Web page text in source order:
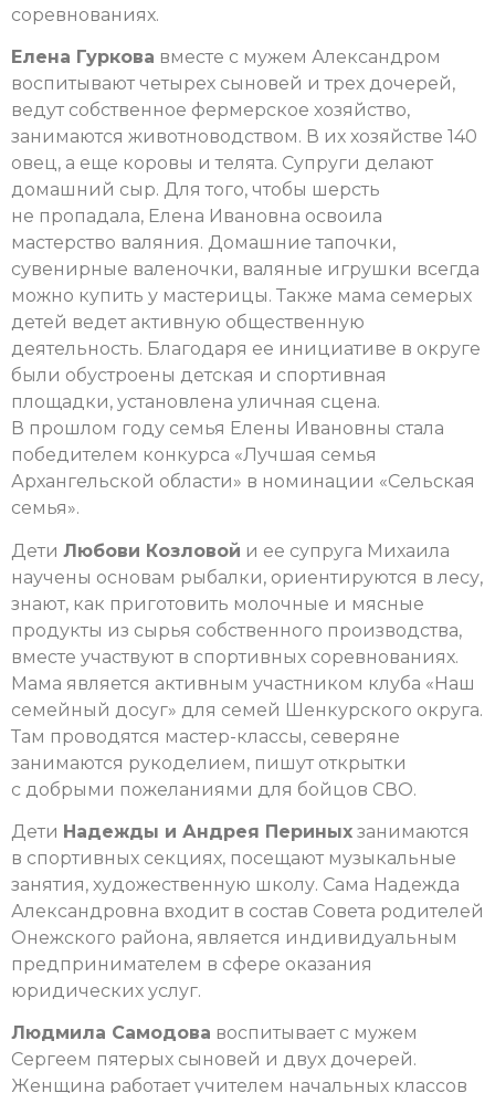
соревнованиях.
Елена Гуркова вместе с мужем Александром
воспитывают четырех сыновей и трех дочерей,
ведут собственное фермерское хозяйство,
занимаются животноводством. В их хозяйстве 140
овец, а еще коровы и телята. Супруги делают
домашний сыр. Для того, чтобы шерсть
не пропадала, Елена Ивановна освоила
мастерство валяния. Домашние тапочки,
сувенирные валеночки, валяные игрушки всегда
можно купить у мастерицы. Также мама семерых
детей ведет активную общественную
деятельность. Благодаря ее инициативе в округе
были обустроены детская и спортивная
площадки, установлена уличная сцена.
В прошлом году семья Елены Ивановны стала
победителем конкурса «Лучшая семья
Архангельской области» в номинации «Сельская
семья».
Дети Любови Козловой и ее супруга Михаила
научены основам рыбалки, ориентируются в лесу,
знают, как приготовить молочные и мясные
продукты из сырья собственного производства,
вместе участвуют в спортивных соревнованиях.
Мама является активным участником клуба «Наш
семейный досуг» для семей Шенкурского округа.
Там проводятся мастер-классы, северяне
занимаются рукоделием, пишут открытки
с добрыми пожеланиями для бойцов СВО.
Дети Надежды и Андрея Периных занимаются
в спортивных секциях, посещают музыкальные
занятия, художественную школу. Сама Надежда
Александровна входит в состав Совета родителей
Онежского района, является индивидуальным
предпринимателем в сфере оказания
юридических услуг.
Людмила Самодова воспитывает с мужем
Сергеем пятерых сыновей и двух дочерей.
Женщина работает учителем начальных классов